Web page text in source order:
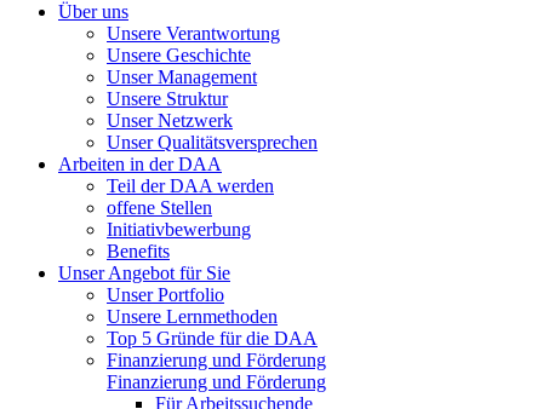
Über uns
Unsere Verantwortung
Unsere Geschichte
Unser Management
Unsere Struktur
Unser Netzwerk
Unser Qualitätsversprechen
Arbeiten in der DAA
Teil der DAA werden
offene Stellen
Initiativbewerbung
Benefits
Unser Angebot für Sie
Unser Portfolio
Unsere Lernmethoden
Top 5 Gründe für die DAA
Finanzierung und Förderung
Finanzierung und Förderung
Für Arbeitssuchende